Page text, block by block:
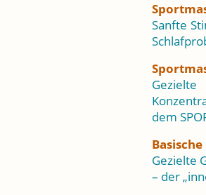
Sanfte
dem
Gezielte
– der